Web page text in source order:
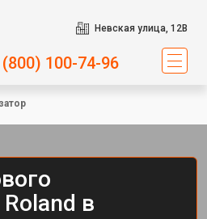
Невская улица, 12В
(800) 100-74-96
в